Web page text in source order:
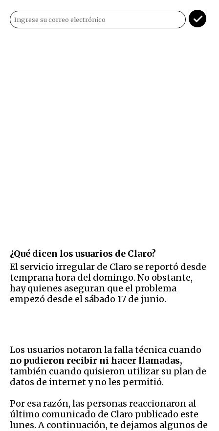
¿Qué dicen los usuarios de Claro?
El servicio irregular de Claro se reportó desde
temprana hora del domingo. No obstante,
hay quienes aseguran que el problema
empezó desde el sábado 17 de junio.
Los usuarios notaron la falla técnica cuando
no pudieron recibir ni hacer llamadas,
también cuando quisieron utilizar su plan de
datos de internet y no les permitió.
Por esa razón, las personas reaccionaron al
último comunicado de Claro publicado este
lunes. A continuación, te dejamos algunos de